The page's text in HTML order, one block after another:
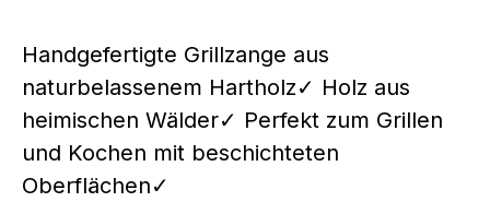
Handgefertigte Grillzange aus
naturbelassenem Hartholz✓ Holz aus
heimischen Wälder✓ Perfekt zum Grillen
und Kochen mit beschichteten
Oberflächen✓